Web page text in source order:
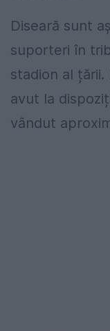
Diseară sunt
suporteri în
stadion al
avut la
vândut